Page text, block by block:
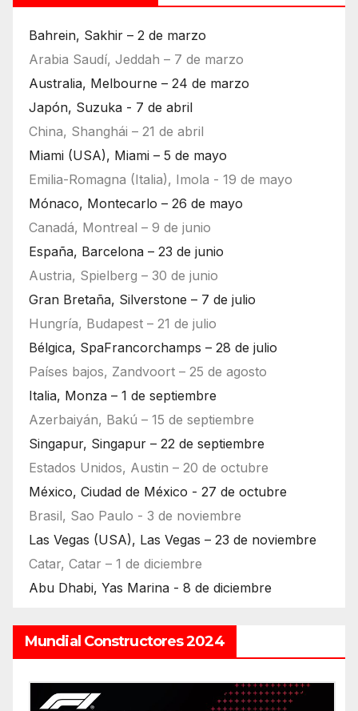
Bahrein, Sakhir – 2 de marzo
Arabia Saudí, Jeddah – 7 de marzo
Australia, Melbourne – 24 de marzo
Japón, Suzuka - 7 de abril
China, Shanghái – 21 de abril
Miami (USA), Miami – 5 de mayo
Emilia-Romagna (Italia), Imola - 19 de mayo
Mónaco, Montecarlo – 26 de mayo
Canadá, Montreal – 9 de junio
España, Barcelona – 23 de junio
Austria, Spielberg – 30 de junio
Gran Bretaña, Silverstone – 7 de julio
Hungría, Budapest – 21 de julio
Bélgica, SpaFrancorchamps – 28 de julio
Países bajos, Zandvoort – 25 de agosto
Italia, Monza – 1 de septiembre
Azerbaiyán, Bakú – 15 de septiembre
Singapur, Singapur – 22 de septiembre
Estados Unidos, Austin – 20 de octubre
México, Ciudad de México - 27 de octubre
Brasil, Sao Paulo - 3 de noviembre
Las Vegas (USA), Las Vegas – 23 de noviembre
Catar, Catar – 1 de diciembre
Abu Dhabi, Yas Marina - 8 de diciembre
Mundial Constructores 2024